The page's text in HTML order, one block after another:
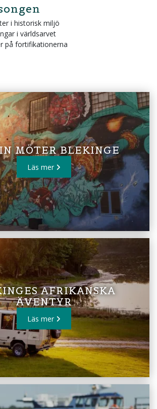
i historisk miljö
i världsarvet
på fortifikationerna
MÖTER BLEKINGE
Läs mer
AFRIKANSKA
ÄVENTYR
Läs mer